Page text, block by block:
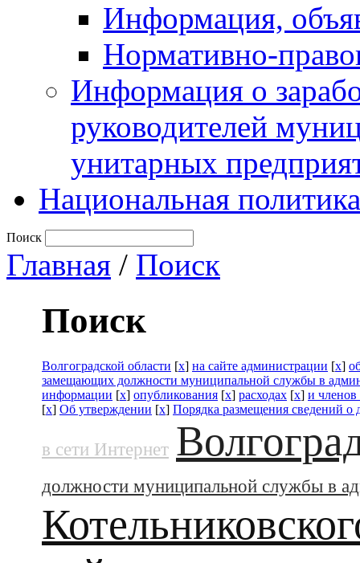
Информация,
Нормативно-
Информация о
руководителей
унитарных
Национальная политика
Поиск
Главная / Поиск
Поиск
Волгоградской области [x] на сайте администрации [x]
замещающих должности муниципальной службы в
информации [x] опубликования [x] расходах [x] и членов
[x] Об утверждении [x] Порядка размещения сведений о
в сети Интернет
должности муниципальной службы в